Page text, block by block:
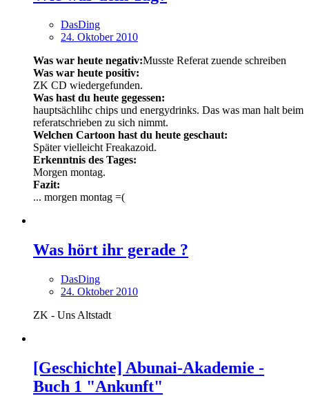
DasDing
24. Oktober 2010
Was war heute negativ:Musste Referat zuende schreiben
Was war heute positiv:
ZK CD wiedergefunden.
Was hast du heute gegessen:
hauptsächlihc chips und energydrinks. Das was man halt beim
referatschrieben zu sich nimmt.
Welchen Cartoon hast du heute geschaut:
Später vielleicht Freakazoid.
Erkenntnis des Tages:
Morgen montag.
Fazit:
... morgen montag =(
Was hört ihr gerade ?
DasDing
24. Oktober 2010
ZK - Uns Altstadt
[Geschichte] Abunai-Akademie -
Buch 1 "Ankunft"